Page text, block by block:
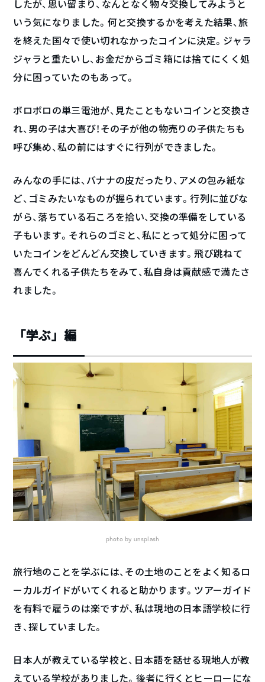
したが、思い留まり、なんとなく物々交換してみようと
いう気になりました。何と交換するかを考えた結果、旅
を終えた国々で使い切れなかったコインに決定。ジャラ
ジャラと重たいし、お金だからゴミ箱には捨てにくく処
分に困っていたのもあって。
ボロボロの単三電池が、見たこともないコインと交換さ
れ、男の子は大喜び！その子が他の物売りの子供たちも
呼び集め、私の前にはすぐに行列ができました。
みんなの手には、バナナの皮だったり、アメの包み紙な
ど、ゴミみたいなものが握られています。行列に並びな
がら、落ちている石ころを拾い、交換の準備をしている
子もいます。それらのゴミと、私にとって処分に困って
いたコインをどんどん交換していきます。飛び跳ねて
喜んでくれる子供たちをみて、私自身は貢献感で満たさ
れました。
「学ぶ」編
photo by unsplash
旅行地のことを学ぶには、その土地のことをよく知るロ
ーカルガイドがいてくれると助かります。ツアーガイド
を有料で雇うのは楽ですが、私は現地の日本語学校に行
き、探していました。
日本人が教えている学校と、日本語を話せる現地人が教
えている学校がありました。後者に行くとヒーローにな